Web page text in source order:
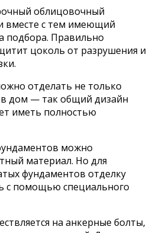
облицовочный
вместе с тем имеющий
подбора. Правильно
цоколь от разрушения и
отделать не только
в дом — так общий дизайн
иметь полностью
можно
материал. Но для
фундаментов отделку
с помощью специального
на анкерные болты,